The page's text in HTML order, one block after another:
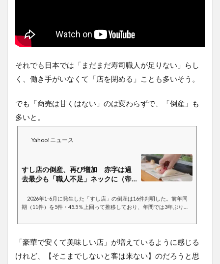
それでも日本では「まだまだ寿司職人が足りない」らし
く、働き手がいなくて「店を閉める」ことも多いそう。
でも「商売は甘くはない」のは変わらずで、「倒産」も
多いと。
Yahoo!ニュース
すし店の倒産、再び増加 赤字は過
去最少も「職人不足」ネックに（帝
2026年1-6月に発生した「すし店」の倒産は16件判明した。前年同
期（11件）を5件・45.5％上回って推移しており、年間では3年ぶりに
「豪華で安くて美味しい店」が増えているように感じる
けれど、【そこまでしないと客は来ない】のだろうと思